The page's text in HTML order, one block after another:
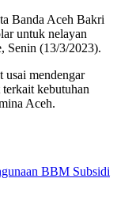
Banda Aceh Bakri
untuk nelayan
Senin (13/3/2023).
usai mendengar
kebutuhan
Aceh.
BBM Subsidi